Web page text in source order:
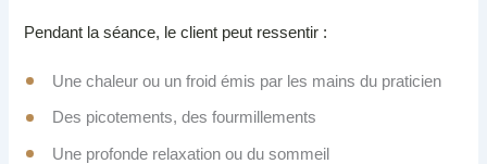
Pendant la séance, le client peut ressentir :
Une chaleur ou un froid émis par les mains du praticien
Des picotements, des fourmillements
Une profonde relaxation ou du sommeil